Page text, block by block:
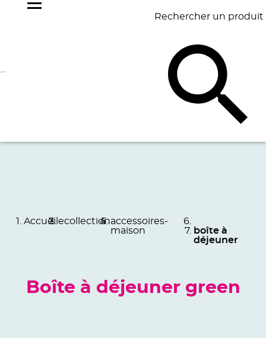
Rechercher un produit
BAGAGERIE BUREAU
Accueil ecollectionaccessoires-
maison
boîte à
déjeuner
Boîte à déjeuner green